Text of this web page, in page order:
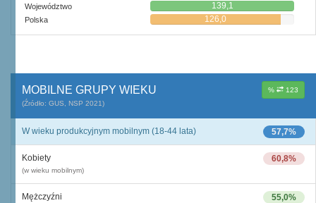
Województwo 139,1
Polska 126,0
% 123
MOBILNE GRUPY WIEKU
(Źródło: GUS, NSP 2021)
57,7%
W wieku produkcyjnym mobilnym (18-44 lata)
60,8%
Kobiety
(w wieku mobilnym)
55,0%
Mężczyźni